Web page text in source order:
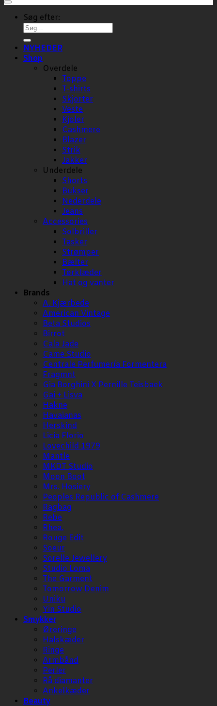
Søg efter:
NYHEDER
Shop
Overdele
Toppe
T-shirts
Skjorter
Veste
Kjoler
Cashmere
Blazer
Strik
Jakker
Underdele
Shorts
Bukser
Nederdele
Jeans
Accessories
Solbriller
Tasker
Strømper
Bælter
Tørklæder
Hat og vanter
Brands
A. Kjærbede
American Vintage
Beta Studios
Birrot
Cala Jade
Came Studio
Centrale Perfumería Formentera
Fragmnt
Gia Borghini X Pernille Teisbaek
Gai + Lisva
Hakne
Havaianas
Herskind
Licia Florio
Lovechild 1979
Mantle
MKDT Studio
Moon Boot
Mrs. Hosiery
Peoples Republic of Cashmere
Ragbag
Rebe
Rhea.
Rouge Edit
Soeur
Sorelle Jewellery
Studio Loma
The Garment
Tomorrow Denim
Uniku
Yin Studio
Smykker
Øreringe
Halskæder
Ringe
Armbånd
Perler
Rå diamanter
Ankelkæder
Beauty